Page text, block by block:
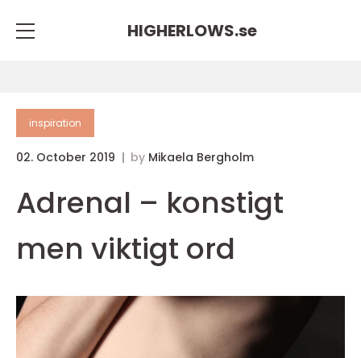
HIGHERLOWS.se
inspiration
02. October 2019 by Mikaela Bergholm
Adrenal – konstigt
men viktigt ord